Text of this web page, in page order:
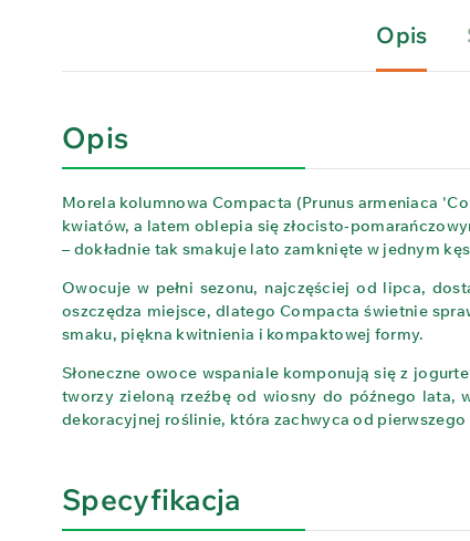
Opis
Opis
Morela kolumnowa Compacta (Prunus armeniaca
kwiatów, a latem oblepia się
– dokładnie tak smakuje lato zamknięte w jednym
Owocuje w pełni sezonu, najczęściej od lipca,
oszczędza miejsce, dlatego Compacta świetnie
smaku, piękna kwitnienia i kompaktowej formy.
Słoneczne owoce wspaniale komponują się z
tworzy zieloną rzeźbę od wiosny do późnego lata,
dekoracyjnej roślinie, która zachwyca od
Specyfikacja